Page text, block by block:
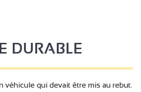
DURABLE
véhicule qui devait être mis au rebut.